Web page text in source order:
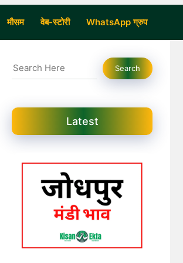
मौसम वेब-स्टोरी WhatsApp ग्रुप
Search Search
Latest